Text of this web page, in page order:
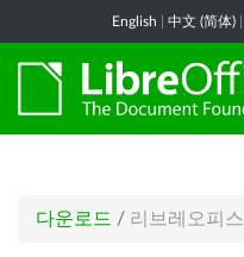
English 中文 (简体)
다운로드 / 리브레오피